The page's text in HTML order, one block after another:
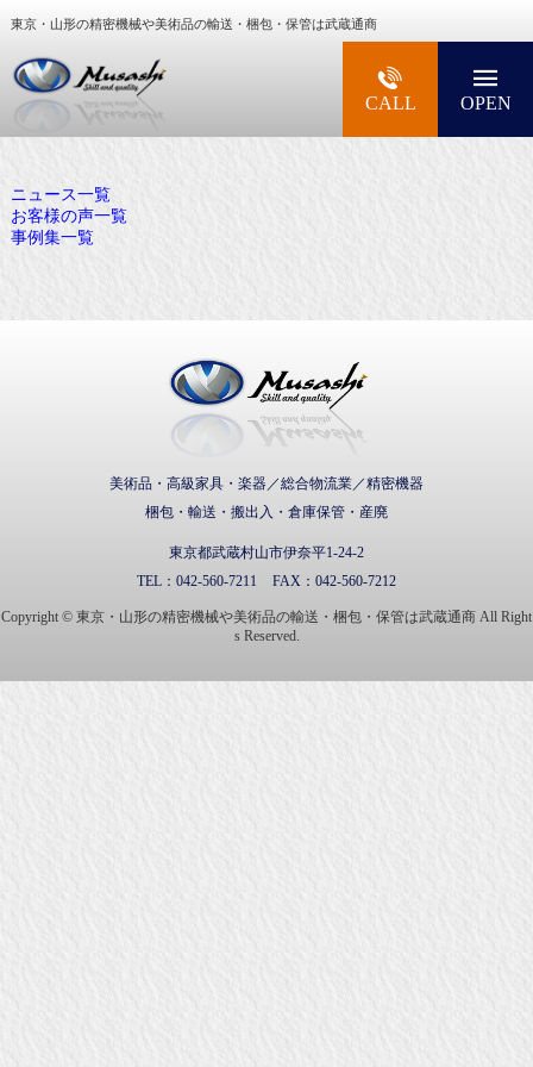
東京・山形の精密機械や美術品の輸送・梱包・保管は武蔵通商
大型精密機械・美術品・高級楽器の梱包・輸送
CALL OPEN
ニュース一覧
お客様の声一覧
事例集一覧
美術品・高級家具・楽器／総合物流業／精密機器
梱包・輸送・搬出入・倉庫保管・産廃
東京都武蔵村山市伊奈平1-24-2
TEL： 042-560-7211 FAX： 042-560-7212
Copyright © 東京・山形の精密機械や美術品の輸送・梱包・保管は武蔵通商 All Right
s Reserved.